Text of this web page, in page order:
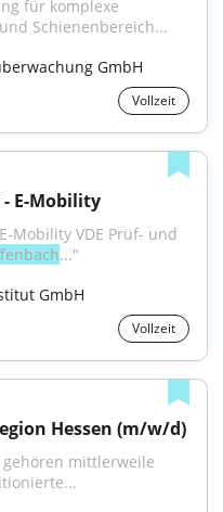
für komplexe
Schienenbereich...
GmbH
Vollzeit
E-Mobility
Mobility VDE Prüf- und
..."
GmbH
Vollzeit
Hessen (m/w/d)
mittlerweile